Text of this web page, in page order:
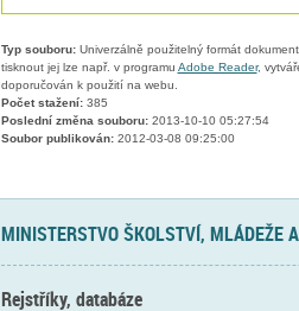
Typ souboru:Univerzálně použitelný formát
tisknout jej lze např. v programu Adobe Reader,
doporučován k použití na webu.
Počet stažení:385
Poslední změna souboru:2013-10-10 05:27:54
Soubor publikován:2012-03-08 09:25:00
MINISTERSTVO ŠKOLSTVÍ, MLÁDEŽE
Rejstříky, databáze